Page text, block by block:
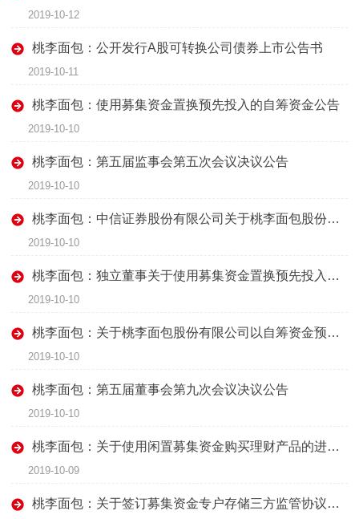
2019-10-12
桃李面包：公开发行A股可转换公司债券上市公告书
2019-10-11
桃李面包：使用募集资金置换预先投入的自筹资金公告
2019-10-10
桃李面包：第五届监事会第五次会议决议公告
2019-10-10
桃李面包：中信证券股份有限公司关于桃李面包股份有限公司以募集资金置换前期已投入自筹资金的核查意见
2019-10-10
桃李面包：独立董事关于使用募集资金置换预先投入募投项目的自筹资金的独立意见
2019-10-10
桃李面包：关于桃李面包股份有限公司以自筹资金预先投入募集资金投资项目的鉴证报告
2019-10-10
桃李面包：第五届董事会第九次会议决议公告
2019-10-10
桃李面包：关于使用闲置募集资金购买理财产品的进展公告
2019-10-09
桃李面包：关于签订募集资金专户存储三方监管协议的公告